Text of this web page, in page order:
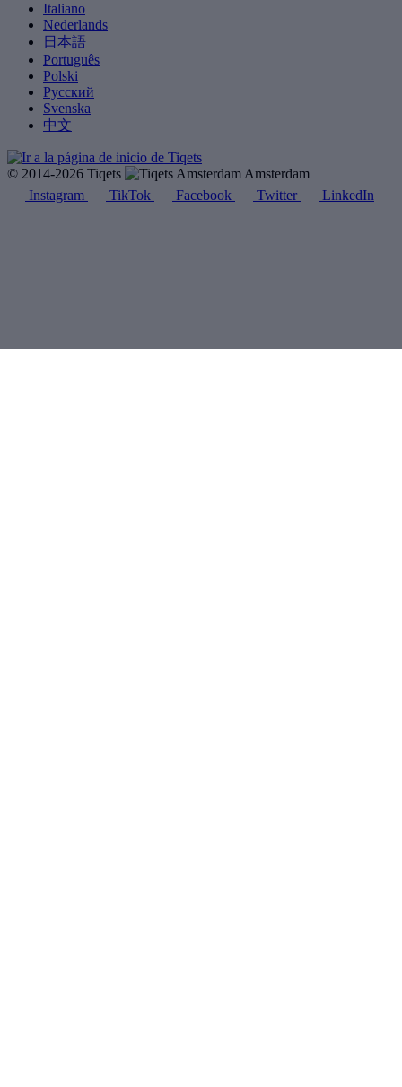
Italiano
Nederlands
日本語
Português
Polski
Русский
Svenska
中文
© 2014-2026 Tiqets
Amsterdam
Instagram
TikTok Facebook Twitter LinkedIn